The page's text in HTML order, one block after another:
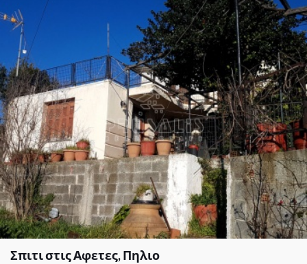
Σπιτι στις Αφετες, Πηλιο